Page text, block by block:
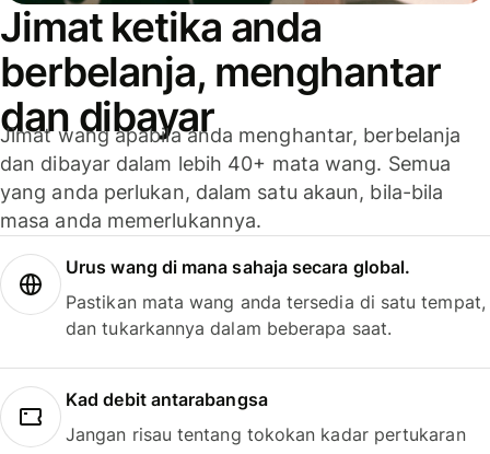
Jimat ketika anda
berbelanja, menghantar
dan dibayar
Jimat wang apabila anda menghantar, berbelanja
dan dibayar dalam lebih 40+ mata wang. Semua
yang anda perlukan, dalam satu akaun, bila-bila
masa anda memerlukannya.
Urus wang di mana sahaja secara global.
Pastikan mata wang anda tersedia di satu tempat,
dan tukarkannya dalam beberapa saat.
Kad debit antarabangsa
Jangan risau tentang tokokan kadar pertukaran